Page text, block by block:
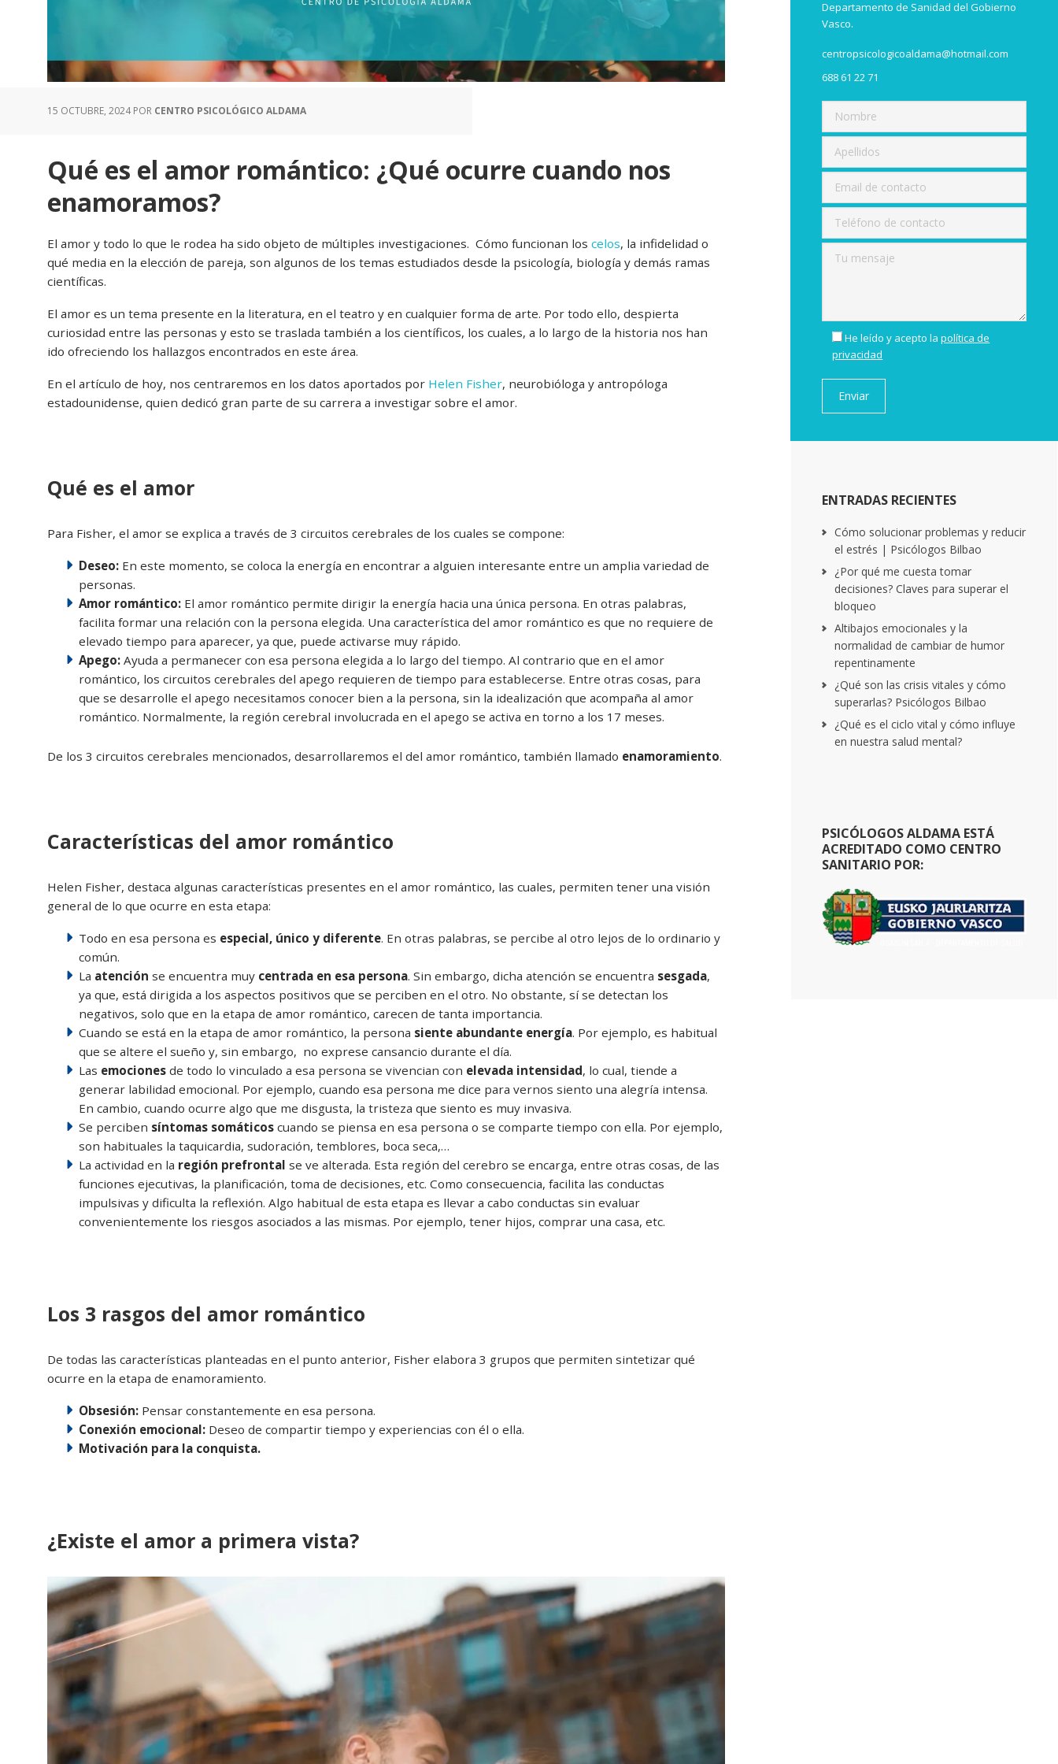
15 OCTUBRE, 2024POR CENTRO PSICOLÓGICO ALDAMA
Qué es el amor romántico: ¿Qué ocurre cuando nos
enamoramos?
El amor y todo lo que le rodea ha sido objeto de múltiples investigaciones. Cómo funcionan los celos, la infidelidad o
qué media en la elección de pareja, son algunos de los temas estudiados desde la psicología, biología y demás ramas
científicas.
El amor es un tema presente en la literatura, en el teatro y en cualquier forma de arte. Por todo ello, despierta
curiosidad entre las personas y esto se traslada también a los científicos, los cuales, a lo largo de la historia nos han
ido ofreciendo los hallazgos encontrados en este área.
En el artículo de hoy, nos centraremos en los datos aportados por Helen Fisher, neurobióloga y antropóloga
estadounidense, quien dedicó gran parte de su carrera a investigar sobre el amor.
Qué es el amor
Para Fisher, el amor se explica a través de 3 circuitos cerebrales de los cuales se compone:
Deseo: En este momento, se coloca la energía en encontrar a alguien interesante entre un amplia variedad de
personas.
Amor romántico: El amor romántico permite dirigir la energía hacia una única persona. En otras palabras,
facilita formar una relación con la persona elegida. Una característica del amor romántico es que no requiere de
elevado tiempo para aparecer, ya que, puede activarse muy rápido.
Apego: Ayuda a permanecer con esa persona elegida a lo largo del tiempo. Al contrario que en el amor
romántico, los circuitos cerebrales del apego requieren de tiempo para establecerse. Entre otras cosas, para
que se desarrolle el apego necesitamos conocer bien a la persona, sin la idealización que acompaña al amor
romántico. Normalmente, la región cerebral involucrada en el apego se activa en torno a los 17 meses.
De los 3 circuitos cerebrales mencionados, desarrollaremos el del amor romántico, también llamado enamoramiento.
Características del amor romántico
Helen Fisher, destaca algunas características presentes en el amor romántico, las cuales, permiten tener una visión
general de lo que ocurre en esta etapa:
Todo en esa persona es especial, único y diferente. En otras palabras, se percibe al otro lejos de lo ordinario y
común.
La atención se encuentra muy centrada en esa persona. Sin embargo, dicha atención se encuentra sesgada,
ya que, está dirigida a los aspectos positivos que se perciben en el otro. No obstante, sí se detectan los
negativos, solo que en la etapa de amor romántico, carecen de tanta importancia.
Cuando se está en la etapa de amor romántico, la persona siente abundante energía. Por ejemplo, es habitual
que se altere el sueño y, sin embargo, no exprese cansancio durante el día.
Las emociones de todo lo vinculado a esa persona se vivencian con elevada intensidad, lo cual, tiende a
generar labilidad emocional. Por ejemplo, cuando esa persona me dice para vernos siento una alegría intensa.
En cambio, cuando ocurre algo que me disgusta, la tristeza que siento es muy invasiva.
Se perciben síntomas somáticos cuando se piensa en esa persona o se comparte tiempo con ella. Por ejemplo,
son habituales la taquicardia, sudoración, temblores, boca seca,…
La actividad en la región prefrontal se ve alterada. Esta región del cerebro se encarga, entre otras cosas, de las
funciones ejecutivas, la planificación, toma de decisiones, etc. Como consecuencia, facilita las conductas
impulsivas y dificulta la reflexión. Algo habitual de esta etapa es llevar a cabo conductas sin evaluar
convenientemente los riesgos asociados a las mismas. Por ejemplo, tener hijos, comprar una casa, etc.
Los 3 rasgos del amor romántico
De todas las características planteadas en el punto anterior, Fisher elabora 3 grupos que permiten sintetizar qué
ocurre en la etapa de enamoramiento.
Obsesión: Pensar constantemente en esa persona.
Conexión emocional: Deseo de compartir tiempo y experiencias con él o ella.
Motivación para la conquista.
¿Existe el amor a primera vista?
Departamento de Sanidad del Gobierno
Vasco.
centropsicologicoaldama@hotmail.com
688 61 22 71
He leído y acepto lapolítica de
privacidad
ENTRADAS RECIENTES
Cómo solucionar problemas y reducir
el estrés | Psicólogos Bilbao
¿Por qué me cuesta tomar
decisiones? Claves para superar el
bloqueo
Altibajos emocionales y la
normalidad de cambiar de humor
repentinamente
¿Qué son las crisis vitales y cómo
superarlas? Psicólogos Bilbao
¿Qué es el ciclo vital y cómo influye
en nuestra salud mental?
PSICÓLOGOS ALDAMA ESTÁ
ACREDITADO COMO CENTRO
SANITARIO POR: